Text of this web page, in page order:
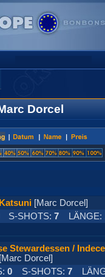
Dorcel
[Marc Dorcel]
S-SHOTS: 7 LÄNGE:
Stewardessen /
[Marc Dorcel]
0 S-SHOTS: 7